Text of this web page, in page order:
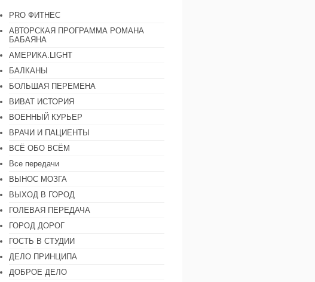
PRO ФИТНЕС
АВТОРСКАЯ ПРОГРАММА РОМАНА
БАБАЯНА
АМЕРИКА.LIGHT
БАЛКАНЫ
БОЛЬШАЯ ПЕРЕМЕНА
ВИВАТ ИСТОРИЯ
ВОЕННЫЙ КУРЬЕР
ВРАЧИ И ПАЦИЕНТЫ
ВСЁ ОБО ВСЁМ
Все передачи
ВЫНОС МОЗГА
ВЫХОД В ГОРОД
ГОЛЕВАЯ ПЕРЕДАЧА
ГОРОД ДОРОГ
ГОСТЬ В СТУДИИ
ДЕЛО ПРИНЦИПА
ДОБРОЕ ДЕЛО